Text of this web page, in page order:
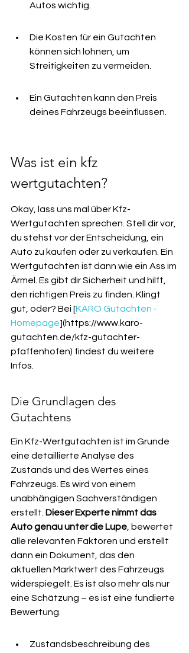
Autos wichtig.
Die Kosten für ein Gutachten
können sich lohnen, um
Streitigkeiten zu vermeiden.
Ein Gutachten kann den Preis
deines Fahrzeugs beeinflussen.
Was ist ein kfz
wertgutachten?
Okay, lass uns mal über Kfz-
Wertgutachten sprechen. Stell dir vor,
du stehst vor der Entscheidung, ein
Auto zu kaufen oder zu verkaufen. Ein
Wertgutachten ist dann wie ein Ass im
Ärmel. Es gibt dir Sicherheit und hilft,
den richtigen Preis zu finden. Klingt
gut, oder? Bei [KARO Gutachten -
Homepage](https://www.karo-
gutachten.de/kfz-gutachter-
pfaffenhofen) findest du weitere
Infos.
Die Grundlagen des
Gutachtens
Ein Kfz-Wertgutachten ist im Grunde
eine detaillierte Analyse des
Zustands und des Wertes eines
Fahrzeugs. Es wird von einem
unabhängigen Sachverständigen
erstellt. Dieser Experte nimmt das
Auto genau unter die Lupe , bewertet
alle relevanten Faktoren und erstellt
dann ein Dokument, das den
aktuellen Marktwert des Fahrzeugs
widerspiegelt. Es ist also mehr als nur
eine Schätzung – es ist eine fundierte
Bewertung.
Zustandsbeschreibung des